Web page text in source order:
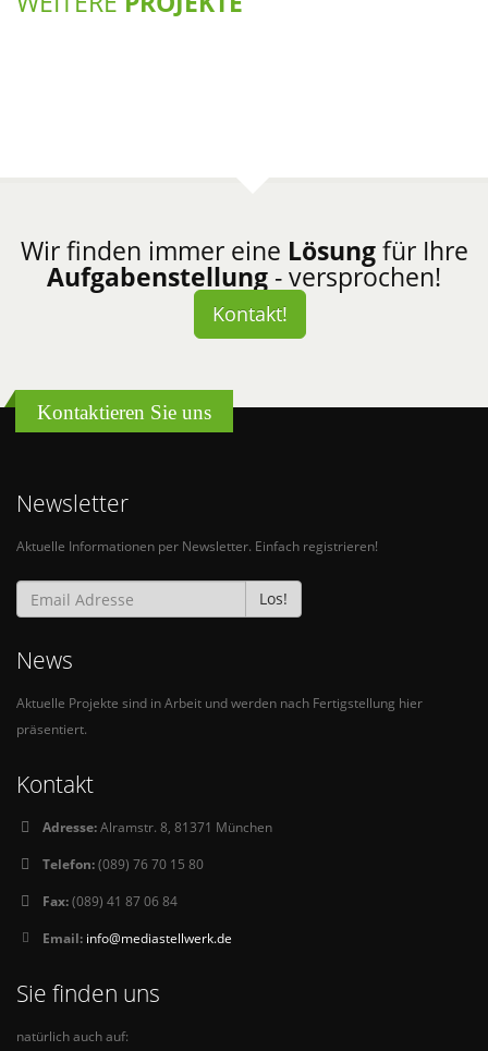
MÜNCHNER GRUND AG
Wir finden immer eine Lösungfür Ihre
Aufgabenstellung - versprochen!
Kontakt!
Kontaktieren Sie uns
Newsletter
Aktuelle Informationen per Newsletter. Einfach registrieren!
Los!
News
Aktuelle Projekte sind in Arbeit und werden nach Fertigstellung hier
präsentiert.
Kontakt
Adresse:Alramstr. 8, 81371 München
Telefon:(089) 76 70 15 80
Fax:(089) 41 87 06 84
Email: info@mediastellwerk.de
Sie finden uns
natürlich auch auf: